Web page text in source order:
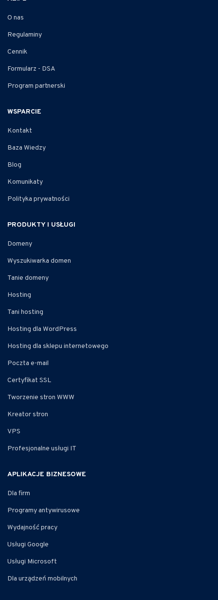
O nas
Regulaminy
Cennik
Formularz - DSA
Program partnerski
WSPARCIE
Kontakt
Baza Wiedzy
Blog
Komunikaty
Polityka prywatności
PRODUKTY I USŁUGI
Domeny
Wyszukiwarka domen
Tanie domeny
Hosting
Tani hosting
Hosting dla WordPress
Hosting dla sklepu internetowego
Poczta e-mail
Certyfikat SSL
Tworzenie stron WWW
Kreator stron
VPS
Profesjonalne usługi IT
APLIKACJE BIZNESOWE
Dla firm
Programy antywirusowe
Wydajność pracy
Usługi Google
Usługi Microsoft
Dla urządzeń mobilnych